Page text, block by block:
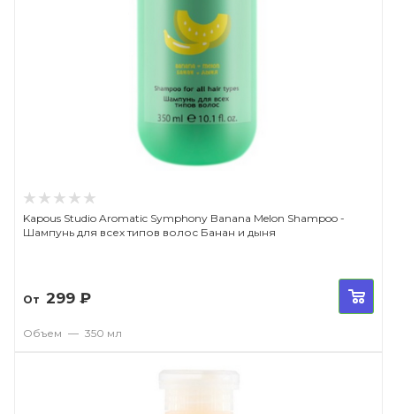
Kapous Studio Aromatic Symphony Banana Melon Shampoo -
Шампунь для всех типов волос Банан и дыня
От 299 ₽
Объем — 350 мл